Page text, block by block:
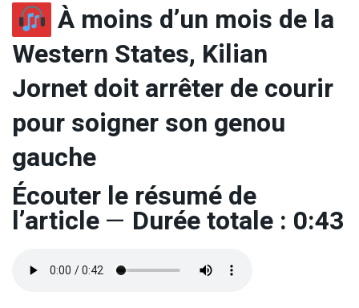
À moins d’un mois de la
Western States, Kilian
Jornet doit arrêter de courir
pour soigner son genou
gauche
Écouter le résumé de
l’article— Durée totale : 0:43